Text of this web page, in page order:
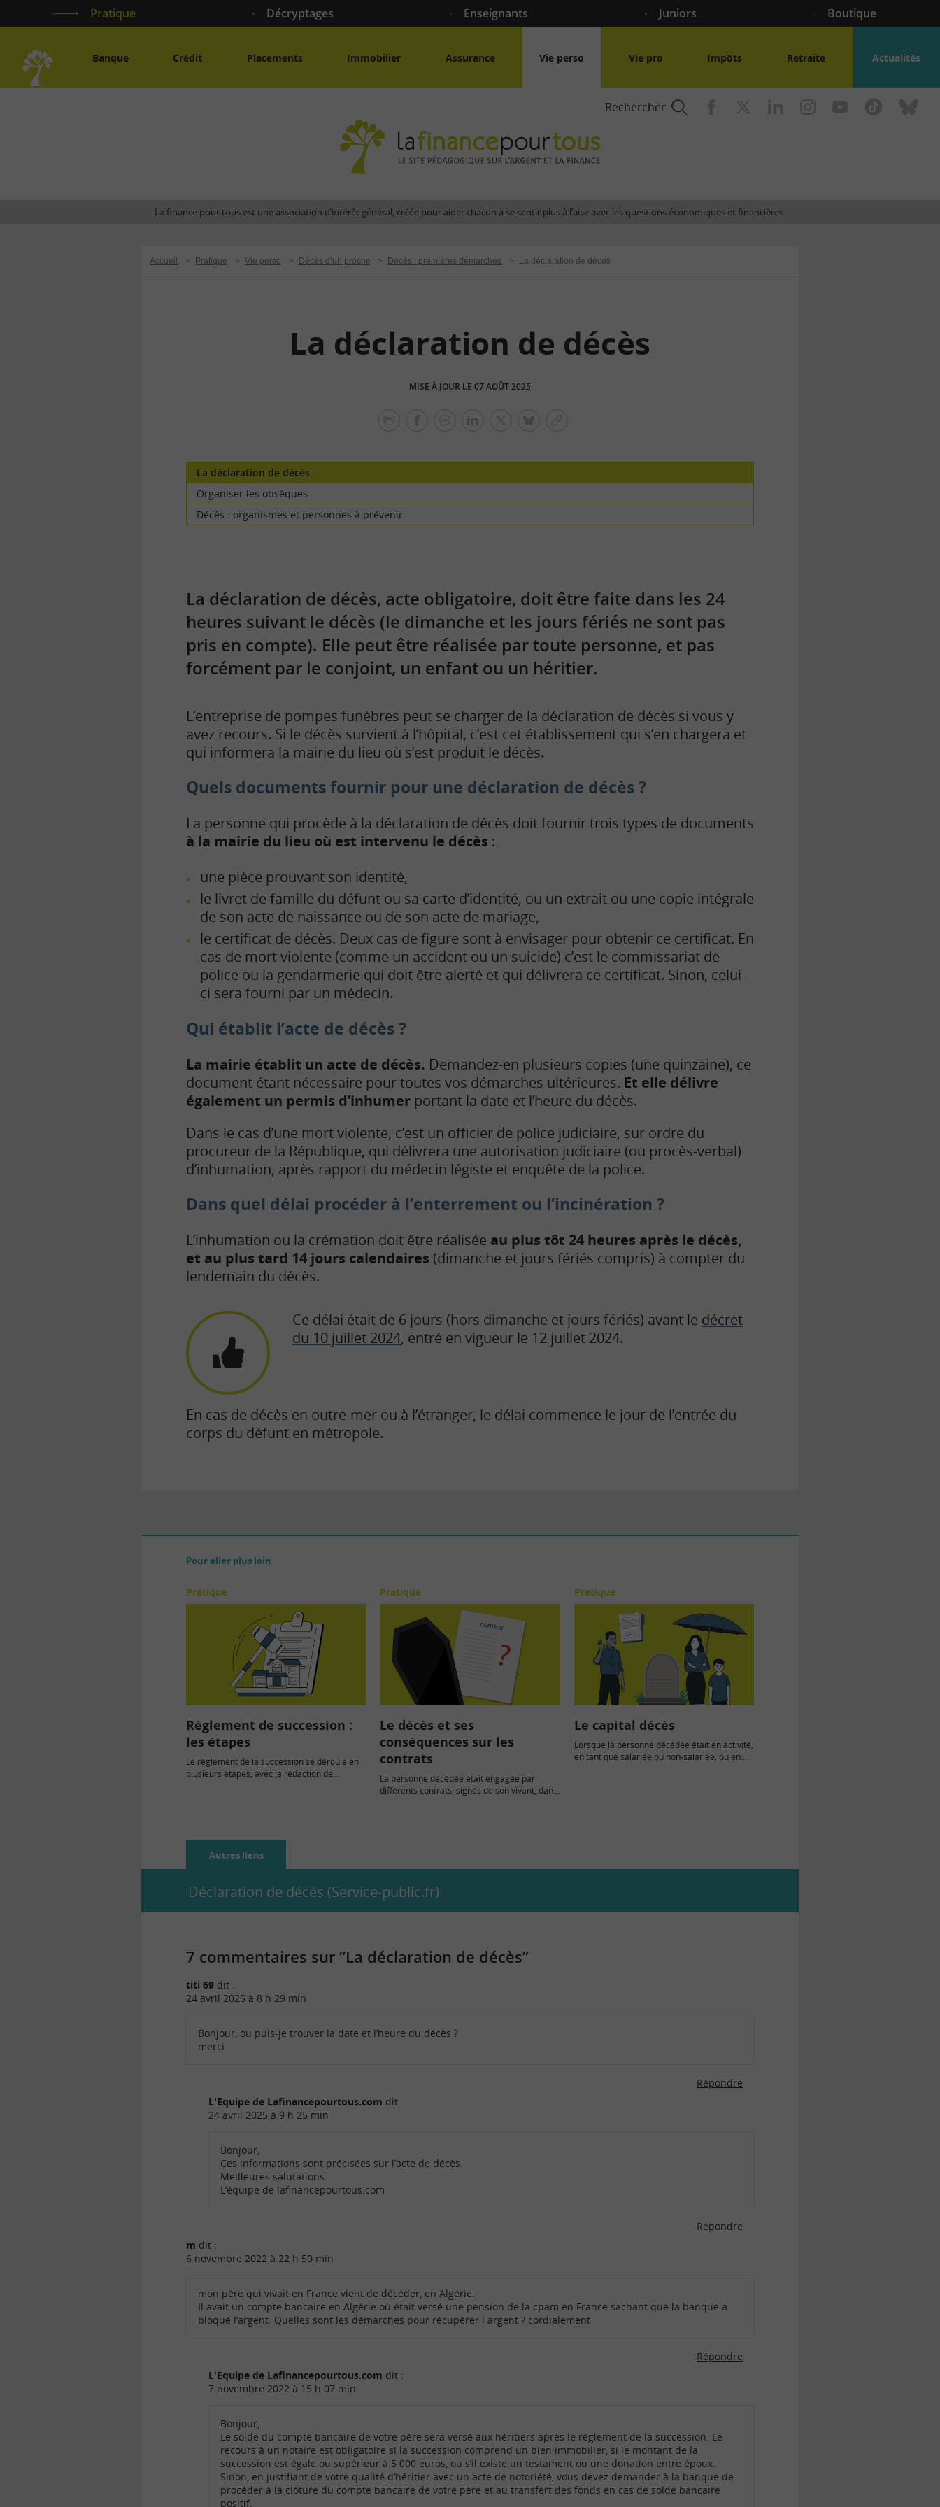
Pratique Décryptages Enseignants Juniors Boutique
Banque Crédit Placements Immobilier Assurance Vie perso Vie pro Impôts Retraite Actualités
Rechercher
finance
site
l'argent
La finance pour tous est une association d’intérêt général, créée pour aider chacun à se sentir plus à l’aise avec les questions économiques et financières.
Accueil > Pratique > Vie perso > Décès d’un proche > Décès : premières démarches > La déclaration de décès
La déclaration de décès
MISE À JOUR LE 07 AOÛT 2025
lien
La déclaration de décès
Organiser les obsèques
Décès : organismes et personnes à prévenir
La déclaration de décès, acte obligatoire, doit être faite dans les 24
heures suivant le décès (le dimanche et les jours fériés ne sont pas
pris en compte). Elle peut être réalisée par toute personne, et pas
forcément par le conjoint, un enfant ou un héritier.
L’entreprise de pompes funèbres peut se charger de la déclaration de décès si vous y
avez recours. Si le décès survient à l’hôpital, c’est cet établissement qui s’en chargera et
qui informera la mairie du lieu où s’est produit le décès.
Quels documents fournir pour une déclaration de décès ?
La personne qui procède à la déclaration de décès doit fournir trois types de documents
à la mairie du lieu où est intervenu le décès :
une pièce prouvant son identité,
le livret de famille du défunt ou sa carte d’identité, ou un extrait ou une copie intégrale
de son acte de naissance ou de son acte de mariage,
le certificat de décès. Deux cas de figure sont à envisager pour obtenir ce certificat. En
cas de mort violente (comme un accident ou un suicide) c’est le commissariat de
police ou la gendarmerie qui doit être alerté et qui délivrera ce certificat. Sinon, celui-
ci sera fourni par un médecin.
Qui établit l’acte de décès ?
La mairie établit un acte de décès. Demandez-en plusieurs copies (une quinzaine), ce
document étant nécessaire pour toutes vos démarches ultérieures. Et elle délivre
également un permis d’inhumer portant la date et l’heure du décès.
Dans le cas d’une mort violente, c’est un officier de police judiciaire, sur ordre du
procureur de la République, qui délivrera une autorisation judiciaire (ou procès-verbal)
d’inhumation, après rapport du médecin légiste et enquête de la police.
Dans quel délai procéder à l’enterrement ou l’incinération ?
L’inhumation ou la crémation doit être réalisée au plus tôt 24 heures après le décès,
et au plus tard 14 jours calendaires (dimanche et jours fériés compris) à compter du
lendemain du décès.
Ce délai était de 6 jours (hors dimanche et jours fériés) avant le décret
du 10 juillet 2024, entré en vigueur le 12 juillet 2024.
En cas de décès en outre-mer ou à l’étranger, le délai commence le jour de l’entrée du
corps du défunt en métropole.
Pour aller plus loin
Pratique
Règlement de succession :
les étapes
Le règlement de la succession se déroule en
plusieurs étapes, avec la rédaction de
Pratique
Le décès et ses
conséquences sur les
contrats
La personne décédée était engagée par
différents contrats, signés de son vivant, dans
Pratique
Le capital décès
Lorsque la personne décédée était en activité,
en tant que salariée ou non-salariée, ou en
Autres liens
Déclaration de décès (Service-public.fr)
7 commentaires sur “La déclaration de décès”
titi 69 dit :
24 avril 2025 à 8 h 29 min
Bonjour, ou puis-je trouver la date et l’heure du décès ?
merci
Répondre
L'Equipe de Lafinancepourtous.com dit :
24 avril 2025 à 9 h 25 min
Bonjour,
Ces informations sont précisées sur l’acte de décès.
Meilleures salutations.
L’équipe de lafinancepourtous.com
Répondre
m dit :
6 novembre 2022 à 22 h 50 min
mon père qui vivait en France vient de décéder, en Algérie.
Il avait un compte bancaire en Algérie où était versé une pension de la cpam en France sachant que la banque a
bloqué l’argent. Quelles sont les démarches pour récupérer l argent ? cordialement
Répondre
L'Equipe de Lafinancepourtous.com dit :
7 novembre 2022 à 15 h 07 min
Bonjour,
Le solde du compte bancaire de votre père sera versé aux héritiers après le règlement de la succession. Le
recours à un notaire est obligatoire si la succession comprend un bien immobilier, si le montant de la
succession est égale ou supérieur à 5 000 euros, ou s’il existe un testament ou une donation entre époux.
Sinon, en justifiant de votre qualité d’héritier avec un acte de notoriété, vous devez demander à la banque de
procéder à la clôture du compte bancaire de votre père et au transfert des fonds en cas de solde bancaire
positif.